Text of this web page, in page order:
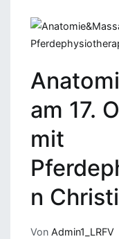
am 17.
mit
n
Von Admin1_LRFV